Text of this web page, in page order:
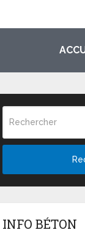
INFO BÉTON